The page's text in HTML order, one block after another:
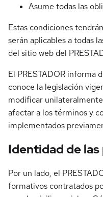
Asume todas las
Estas condiciones
serán aplicables a todas
del sitio web del
El PRESTADOR informa
conoce la legislación
modificar
afectar a los términos y
implementados
Identidad de
Por un lado, el
formativos contratados